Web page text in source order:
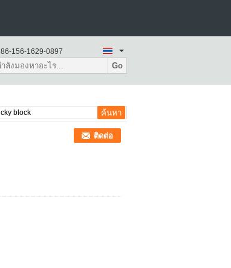
86-156-1629-0897
Go
ติดต่อ